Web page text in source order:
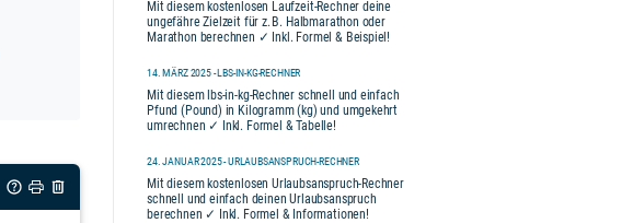
Mit diesem kostenlosen Laufzeit-Rechner deine
ungefähre Zielzeit für z. B. Halbmarathon oder
Marathon berechnen ✓ Inkl. Formel & Beispiel!
14. MÄRZ 2025 - LBS-IN-KG-RECHNER
Mit diesem lbs-in-kg-Rechner schnell und einfach
Pfund (Pound) in Kilogramm (kg) und umgekehrt
umrechnen ✓ Inkl. Formel & Tabelle!
24. JANUAR 2025 - URLAUBSANSPRUCH-RECHNER
Mit diesem kostenlosen Urlaubsanspruch-Rechner
schnell und einfach deinen Urlaubsanspruch
berechnen ✓ Inkl. Formel & Informationen!